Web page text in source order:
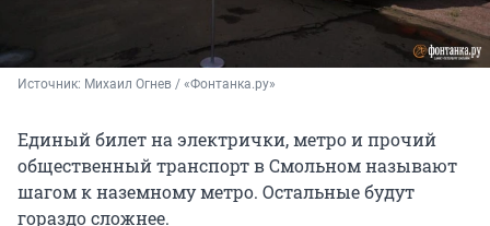
Источник: Михаил Огнев / «Фонтанка.ру»
Единый билет на электрички, метро и прочий
общественный транспорт в Смольном называют
шагом к наземному метро. Остальные будут
гораздо сложнее.